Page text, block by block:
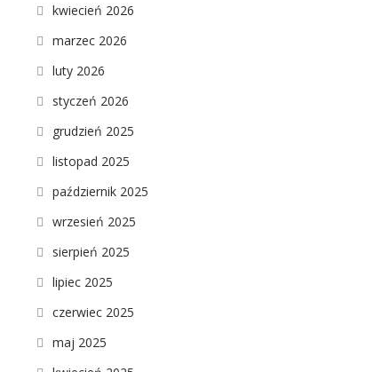
kwiecień 2026
marzec 2026
luty 2026
styczeń 2026
grudzień 2025
listopad 2025
październik 2025
wrzesień 2025
sierpień 2025
lipiec 2025
czerwiec 2025
maj 2025